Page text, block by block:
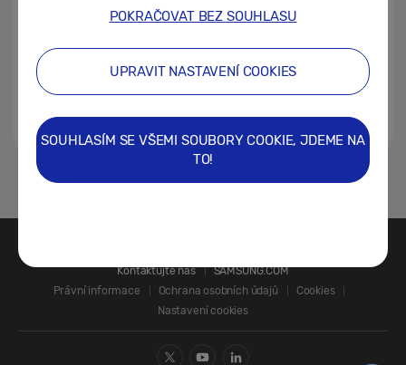
1
Kontaktujte nás
SAMSUNG.COM
Právní informace
Ochrana osobních údajů
Cookies
Nastavení cookies
POKRAČOVAT BEZ SOUHLASU
UPRAVIT NASTAVENÍ COOKIES
SOUHLASÍM SE VŠEMI SOUBORY COOKIE, JDEME NA
TO!